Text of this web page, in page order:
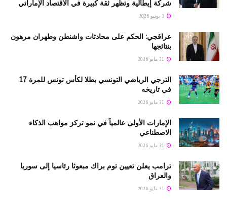
شركة إيطالية وتظهر ثقة كبيرة في الاقتصاد الإماراتي
عراقجي: الحكم على محادثات واشنطن وطهران مرهون
بنتائجها
الترجي الرياضي التونسي بطلا لكأس تونس للمرة 17
في تاريخه
الإمارات الأولى عالمياً في نمو تركز مواهب الذكاء
الاصطناعي
ترامب يعلن تعيين توم براك مبعوثا رئاسيا إلى سوريا
والعراق